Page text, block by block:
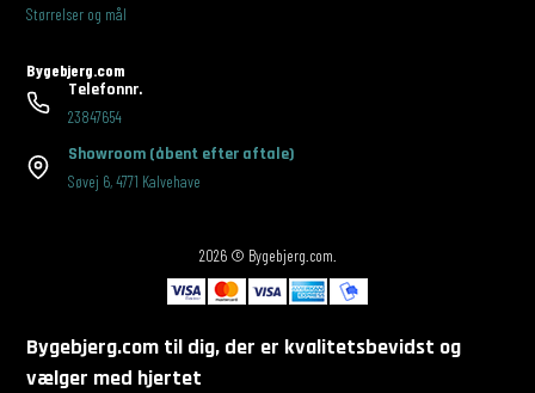
Størrelser og mål
Bygebjerg.com
Telefonnr.
23847654
Showroom (åbent efter aftale)
Søvej 6,4771 Kalvehave
2026 © Bygebjerg.com.
Bygebjerg.com til dig, der er kvalitetsbevidst og
vælger med hjertet